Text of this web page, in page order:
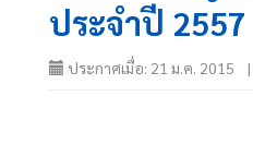
ประจำปี 2557
ประกาศเมื่อ: 21 ม.ค.